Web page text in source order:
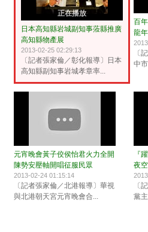
正在播放
日本高知縣岩城副知事蒞縣推廣
高知縣物產展
2013-02-25 02:29:13
〔記者張家倫／彰化報導〕日本
高知縣副知事岩城孝章率...
百
龍
〔
中
元宵晚會黃子佼侯怡君火力全開
陳勢安壓軸開唱征服民眾
2013-02-24 01:15:14
〔記者張家倫／北港報導〕華視
與北港朝天宮元宵晚會合...
『
夜
〔
黨